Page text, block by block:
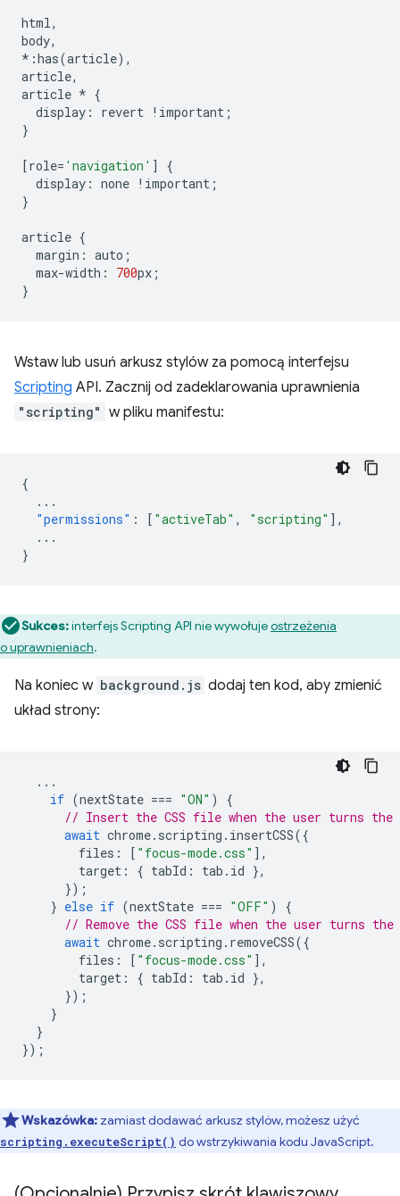
html,
body,
*:has(article),
article,
article * {
display : revert ! important ;
}
[role= 'navigation' ]
{
display : none ! important ;
}
article {
margin : auto ;
max-width : 700px ;
}
Wstaw lub usuń arkusz stylów za pomocą interfejsu
Scripting API. Zacznij od zadeklarowania uprawnienia
"scripting" w pliku manifestu:
{
...
"permissions" : [ "activeTab" , "scripting" ],
...
}
Sukces:interfejs Scripting API nie wywołujeostrzeżenia
o uprawnieniach.
Na koniec w background.js dodaj ten kod, aby zmienić
układ strony:
...
if (nextState === "ON" )
{
// Insert the CSS file when the user turns the
await chrome. scripting . insertCSS({
files : [ "focus-mode.css" ],
target : { tabId : tab . id },
});
} else if (nextState === "OFF" )
{
// Remove the CSS file when the user turns
await chrome. scripting . removeCSS({
files : [ "focus-mode.css" ],
target : { tabId : tab . id },
});
}
}
});
Wskazówka: zamiast dodawać arkusz stylów, możesz użyć
scripting.executeScript() do wstrzykiwania kodu JavaScript.